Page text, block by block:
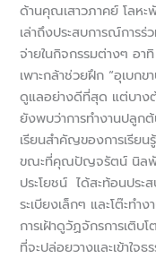
ด้านคุณเสาวภาคย์ โลหะ
เล่าถึงประสบการณ์การ
จ่ายในกิจกรรมต่างๆ อา
เพาะกล้าช่วยฝึก “อุเบกข
ดูแลอย่างดีที่สุด แต่บาง
ยังพบว่าการทำงานปลูก
เรียนสำคัญของการเรีย
ขณะที่คุณปัญจรัตน์ นิลพั
ประโยชน์ ได้สะท้อนปร
ระเบียงเล็กๆ และโต๊ะท
การเฝ้าดูวัฏจักรการเติบ
ที่จะปล่อยวางและเข้าใจ